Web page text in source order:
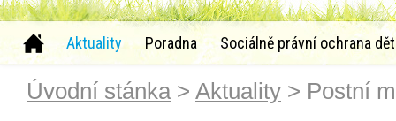
Aktuality Poradna Sociálně právní ochrana
Úvodní stánka> Aktuality > Postní